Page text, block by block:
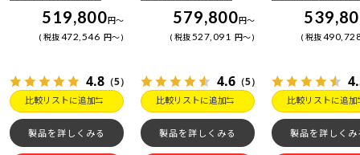
519,800円～
税抜472,546 円～
4.8 （5）
比較リストに追加
製品を詳しくみる
579,800円～
税抜527,091 円～
4.6 （5）
比較リストに追加
製品を詳しくみる
税抜
比較リストに追加
製品を詳しくみ